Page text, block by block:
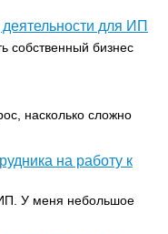
для ИП
собственный бизнес
насколько сложно
на работу к
У меня небольшое